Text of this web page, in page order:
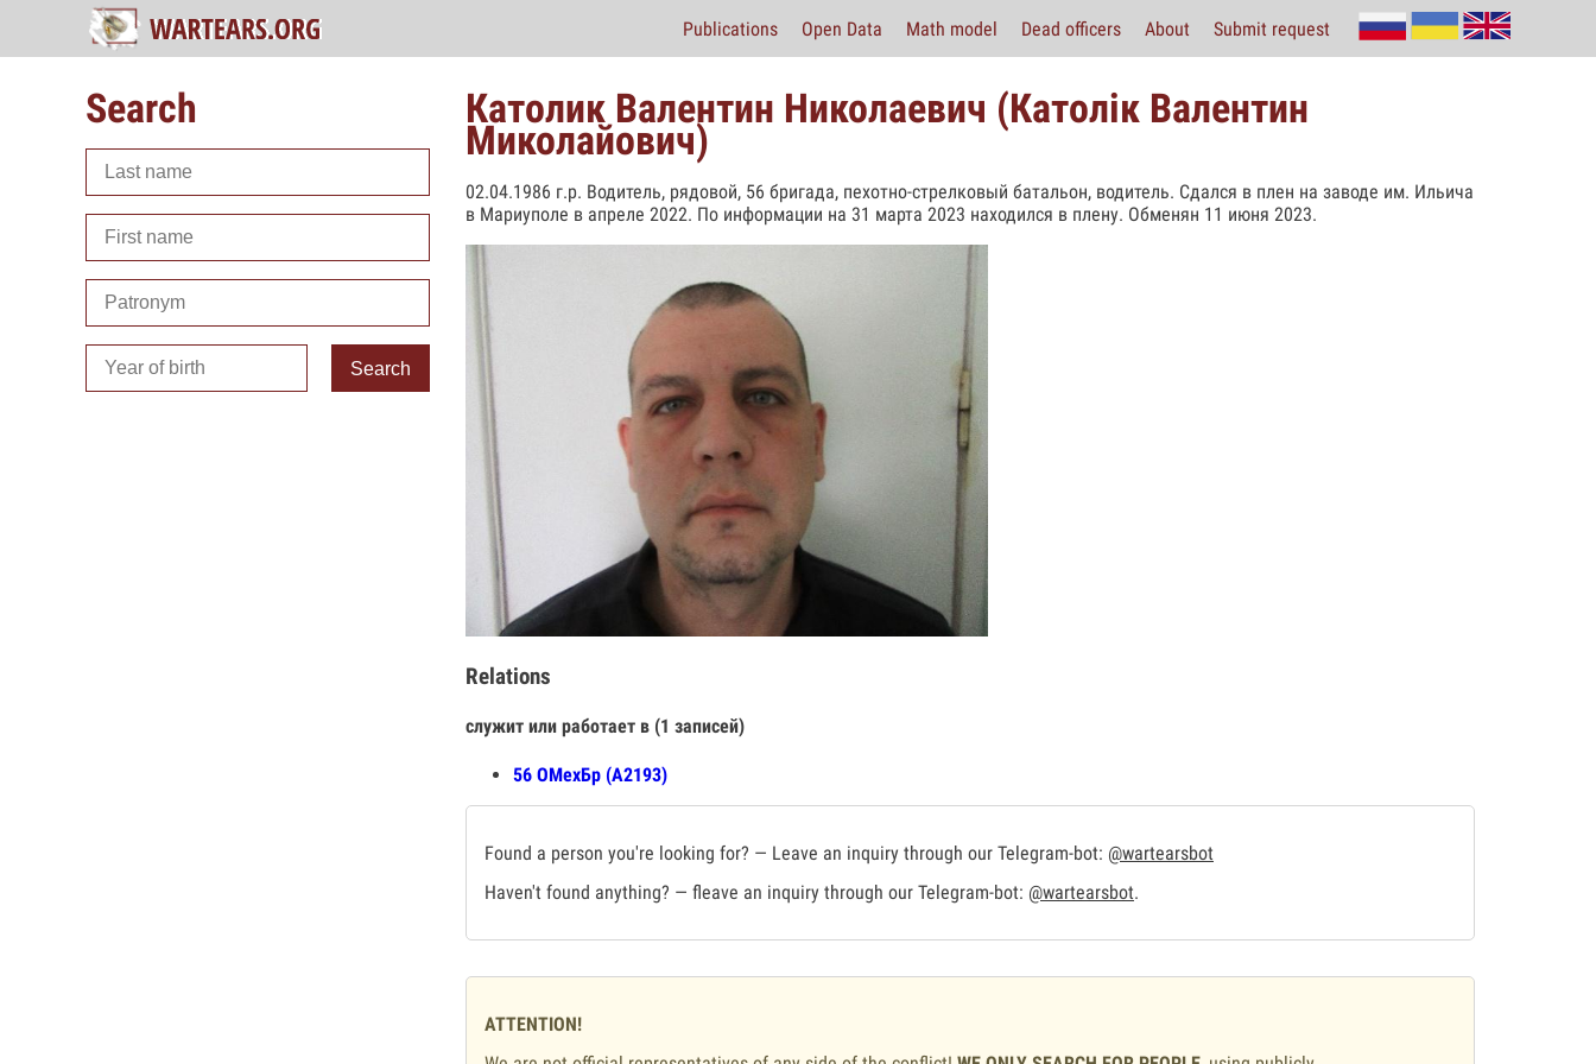
Publications Open Data Math model Dead officers About Submit request
Search
Search
Католик Валентин Николаевич (Католік Валентин
Миколайович)
02.04.1986 г.р. Водитель, рядовой, 56 бригада, пехотно-стрелковый батальон, водитель. Сдался в плен на заводе им. Ильича
в Мариуполе в апреле 2022. По информации на 31 марта 2023 находился в плену. Обменян 11 июня 2023.
Relations
служит или работает в (1 записей)
56 ОМехБр (А2193)
Found a person you're looking for? — Leave an inquiry through our Telegram-bot: @wartearsbot
Haven't found anything? — fleave an inquiry through our Telegram-bot: @wartearsbot.
ATTENTION!